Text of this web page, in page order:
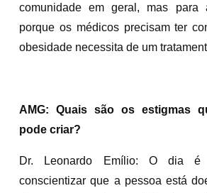
comunidade em geral, mas para
porque os médicos precisam ter
obesidade necessita de um
AMG: Quais são os estigmas
pode criar?
Dr. Leonardo Emílio: O dia é
conscientizar que a pessoa está